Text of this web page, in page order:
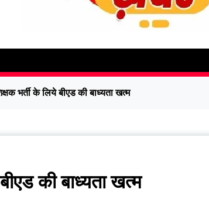
भर्ती के लिये बीएड की बाध्यता खत्म
की बाध्यता खत्म